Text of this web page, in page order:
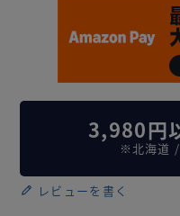
3,980円
※北海道
レビューを書く